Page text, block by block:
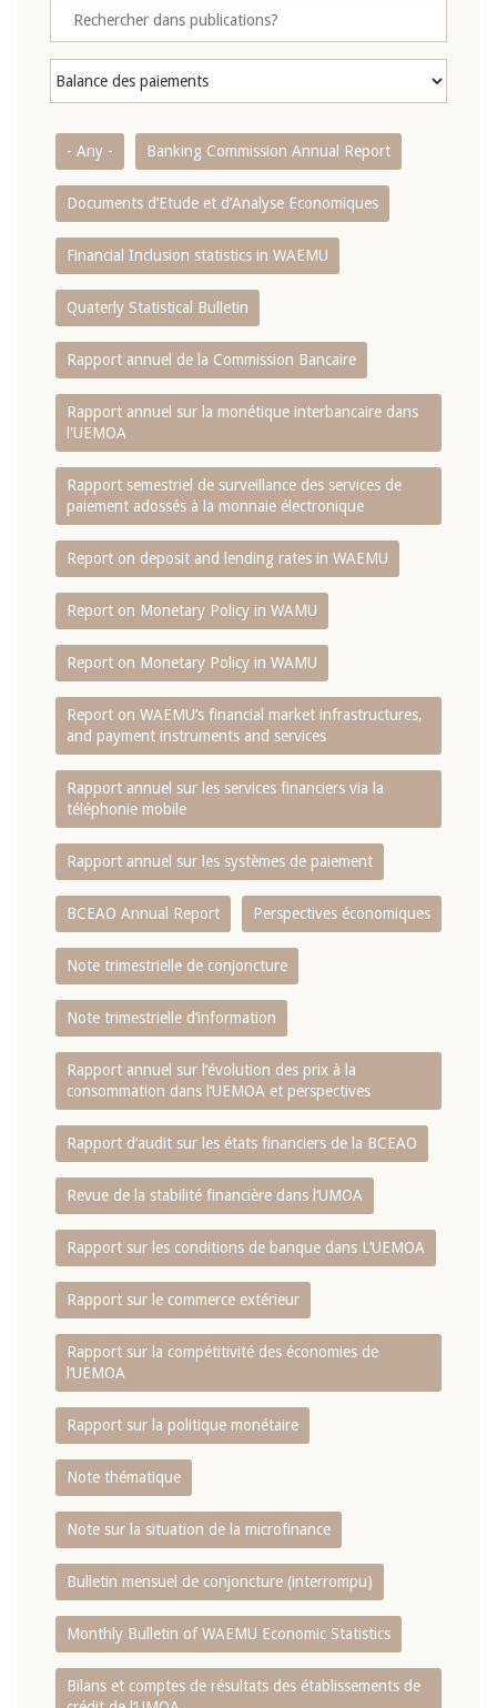
- Any - Banking Commission Annual Report
Documents d’Etude et d’Analyse Economiques
Financial Inclusion statistics in WAEMU
Quaterly Statistical Bulletin
Rapport annuel de la Commission Bancaire
Rapport annuel sur la monétique interbancaire dans
l'UEMOA
Rapport semestriel de surveillance des services de
paiement adossés à la monnaie électronique
Report on deposit and lending rates in WAEMU
Report on Monetary Policy in WAMU
Report on Monetary Policy in WAMU
Report on WAEMU’s financial market infrastructures,
and payment instruments and services
Rapport annuel sur les services financiers via la
téléphonie mobile
Rapport annuel sur les systèmes de paiement
BCEAO Annual Report Perspectives économiques
Note trimestrielle de conjoncture
Note trimestrielle d‘information
Rapport annuel sur l‘évolution des prix à la
consommation dans l‘UEMOA et perspectives
Rapport d‘audit sur les états financiers de la BCEAO
Revue de la stabilité financière dans l‘UMOA
Rapport sur les conditions de banque dans L‘UEMOA
Rapport sur le commerce extérieur
Rapport sur la compétitivité des économies de
l‘UEMOA
Rapport sur la politique monétaire
Note thématique
Note sur la situation de la microfinance
Bulletin mensuel de conjoncture (interrompu)
Monthly Bulletin of WAEMU Economic Statistics
Bilans et comptes de résultats des établissements de